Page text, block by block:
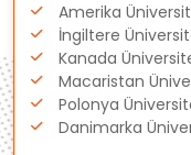
Gürcistan
Estonya
İsveç
Amerika
İngiltere
Kanada
Macaristan
Polonya
Danimarka